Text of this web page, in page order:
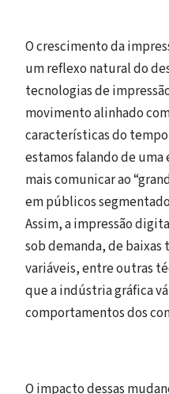
O crescimento da
um reflexo natural do
tecnologias de
movimento alinhado
características do
estamos falando de uma
mais comunicar ao
em públicos
Assim, a impressão
sob demanda, de baixas
variáveis, entre outras
que a indústria gráfica
comportamentos dos
O impacto dessas